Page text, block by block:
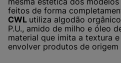
feitos de forma
CWL utiliza algodão
P.U., amido de milho e óleo
material que imita a textura
envolver produtos de origem